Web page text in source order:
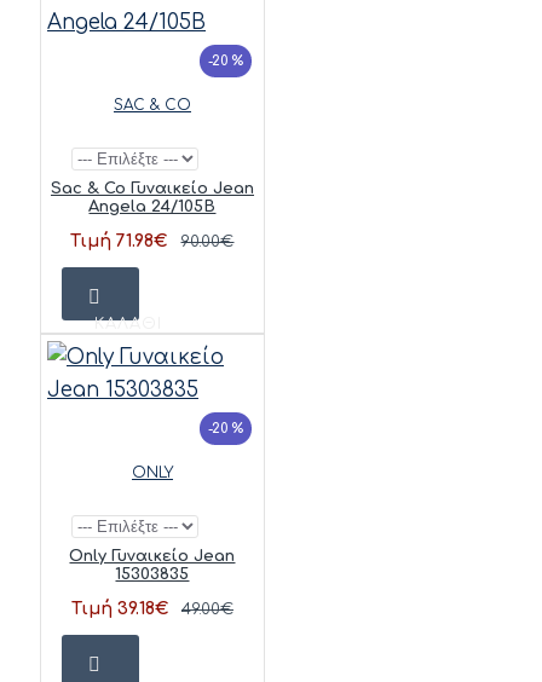
-20 %
SAC & CO
Sac & Co Γυναικείο Jean
Angela 24/105B
Τιμή 71.98€ 90.00€
ΚΑΛΆΘΙ
-20 %
ONLY
Only Γυναικείο Jean
15303835
Τιμή 39.18€ 49.00€